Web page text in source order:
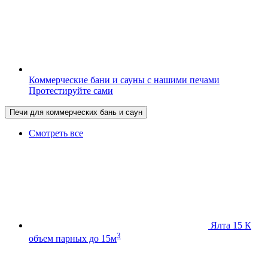
Коммерческие бани и сауны с нашими печами
Протестируйте сами
Печи для коммерческих бань и саун
Смотреть все
Ялта 15 К
объем парных до 15м3